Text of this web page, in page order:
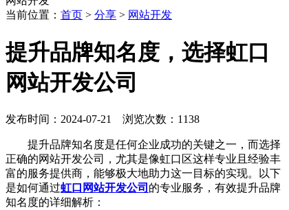
当前位置： 首页 > 分享 > 网站开发
提升品牌知名度，选择虹口
网站开发公司
发布时间：2024-07-21 浏览次数：1138
提升品牌知名度是任何企业成功的关键之一，而选择
正确的网站开发公司，尤其是像虹口区这样专业且经验丰
富的服务提供商，能够极大地助力这一目标的实现。以下
是如何通过虹口网站开发公司 的专业服务，有效提升品牌
知名度的详细解析：